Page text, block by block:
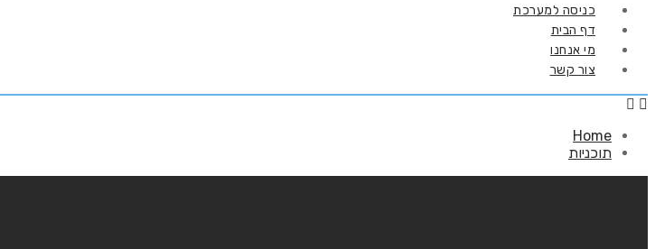
כניסה למערכת
דף הבית
מי אנחנו
צור קשר
Home
תוכניות